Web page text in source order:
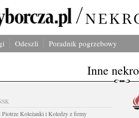
Odeszli Poradnik pogrzebowy
Inne
Koleżanki i Koledzy z firmy